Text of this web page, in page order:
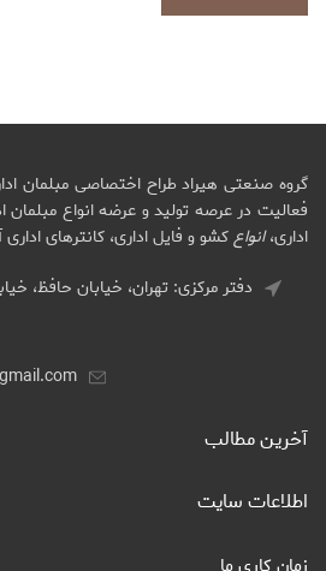
فعالیت در عرصه تولید و عرضه انواع مبلمان
اداری،انواعکشو و فایل اداری، کانترهای
دفتر مرکزی: تهران، خیابان حافظ،
آخرین مطالب
اطلاعات سایت